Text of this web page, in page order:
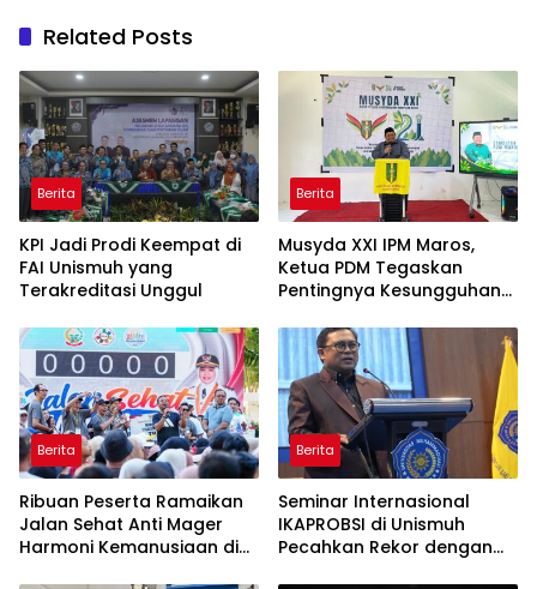
Related Posts
Berita
KPI Jadi Prodi Keempat di
FAI Unismuh yang
Terakreditasi Unggul
Berita
Musyda XXI IPM Maros,
Ketua PDM Tegaskan
Pentingnya Kesungguhan
Berita
Ribuan Peserta Ramaikan
Jalan Sehat Anti Mager
Harmoni Kemanusiaan di
Berita
Seminar Internasional
IKAPROBSI di Unismuh
Pecahkan Rekor dengan